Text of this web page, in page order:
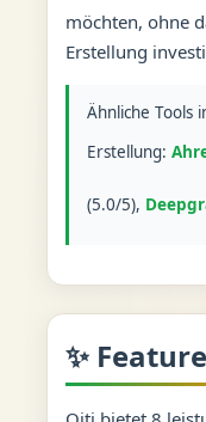
möchten, ohne
Erstellung
Ähnliche Tools
Erstellung:
(5.0/5),
✨